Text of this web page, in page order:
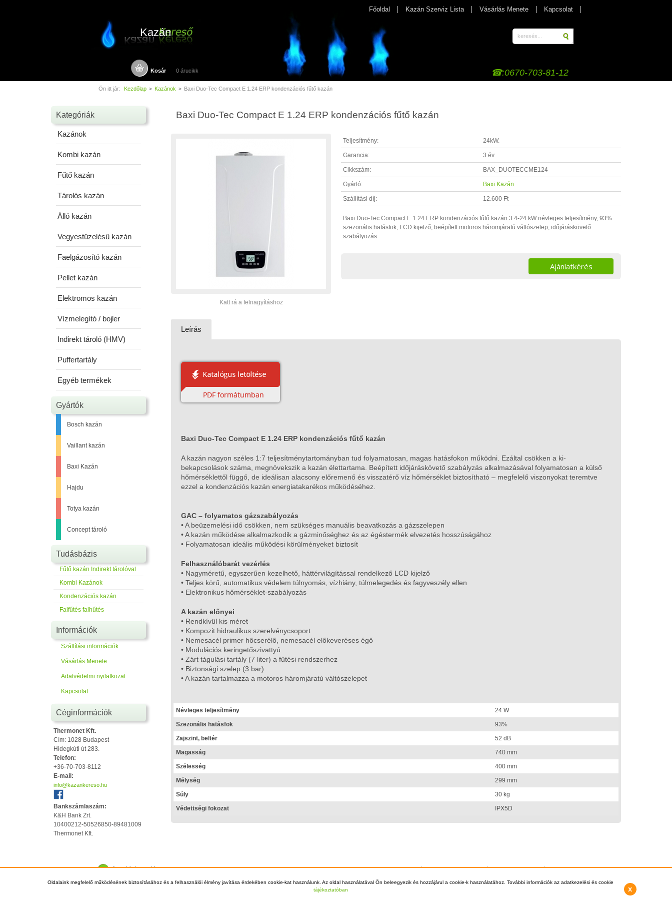
Kazán
Főoldal Kazán Szerviz Lista Vásárlás Menete Kapcsolat
Kosár 0 árucikk ☎:0670-703-81-12
Ön itt jár: Kezdőlap > Kazánok > Baxi Duo-Tec Compact E 1.24 ERP kondenzációs fűtő kazán
Baxi Duo-Tec Compact E 1.24 ERP kondenzációs fűtő kazán
Katt rá a felnagyításhoz
Teljesítmény: 24kW.
Garancia: 3 év
Cikkszám: BAX_DUOTECCME124
Gyártó: Baxi Kazán
Szállítási díj: 12.600 Ft
Baxi Duo-Tec Compact E 1.24 ERP kondenzációs fűtő kazán 3.4-24 kW névleges teljesítmény, 93%
szezonális hatásfok, LCD kijelző, beépített motoros háromjáratú váltószelep, időjáráskövető
szabályozás
Ajánlatkérés
Leírás
Baxi Duo-Tec Compact E 1.24 ERP kondenzációs fűtő kazán
A kazán nagyon széles 1:7 teljesítménytartományban tud folyamatosan, magas hatásfokon működni. Ezáltal csökken a ki-
bekapcsolások száma, megnövekszik a kazán élettartama. Beépített időjáráskövető szabályzás alkalmazásával folyamatosan a külső
hőmérséklettől függő, de ideálisan alacsony előremenő és visszatérő víz hőmérséklet biztosítható – megfelelő viszonyokat teremtve
ezzel a kondenzációs kazán energiatakarékos működéséhez.
GAC – folyamatos gázszabályozás
• A beüzemelési idő csökken, nem szükséges manuális beavatkozás a gázszelepen
• A kazán működése alkalmazkodik a gázminőséghez és az égéstermék elvezetés hosszúságához
• Folyamatosan ideális működési körülményeket biztosít
Felhasználóbarát vezérlés
• Nagyméretű, egyszerűen kezelhető, háttérvilágítással rendelkező LCD kijelző
• Teljes körű, automatikus védelem túlnyomás, vízhiány, túlmelegedés és fagyveszély ellen
• Elektronikus hőmérséklet-szabályozás
A kazán előnyei
• Rendkívül kis méret
• Kompozit hidraulikus szerelvénycsoport
• Nemesacél primer hőcserélő, nemesacél előkeveréses égő
• Modulációs keringetőszivattyú
• Zárt tágulási tartály (7 liter) a fűtési rendszerhez
• Biztonsági szelep (3 bar)
• A kazán tartalmazza a motoros háromjáratú váltószelepet
Névleges teljesítmény
24 W
Szezonális hatásfok
93%
Zajszint, beltér
52 dB
Magasság
740 mm
Szélesség
400 mm
Mélység
299 mm
Súly
30 kg
Védettségi fokozat
IPX5D
Kategóriák
Kazánok
Kombi kazán
Fűtő kazán
Tárolós kazán
Álló kazán
Vegyestüzelésű kazán
Faelgázosító kazán
Pellet kazán
Elektromos kazán
Vízmelegító / bojler
Indirekt tároló (HMV)
Puffertartály
Egyéb termékek
Gyártók
Bosch kazán
Vaillant kazán
Baxi Kazán
Hajdu
Totya kazán
Concept tároló
Tudásbázis
Fűtő kazán Indirekt tárolóval
Kombi Kazánok
Kondenzációs kazán
Falfűtés falhűtés
Információk
Szállítási információk
Vásárlás Menete
Adatvédelmi nyilatkozat
Kapcsolat
Céginformációk
Thermonet Kft.
Cím: 1028 Budapest
Hidegkúti út 283.
Telefon:
+36-70-703-8112
E-mail:
info@kazankereso.hu
Bankszámlaszám:
K&H Bank Zrt.
10400212-50526850-89481009
Thermonet Kft.
Oldalaink megfelelő működésének biztosításához és a felhasználói élmény javítása érdekében cookie-kat használunk. Az oldal használatával Ön beleegyezik és hozzájárul a cookie-k használatához. További információk az adatkezelési és cookie
tájékoztatóban
x
Az oldal tetejére Főoldal Szállítási információk Vásárlás Menete
Kapcsolat
© 2012 - 2026 Kazán Kereső - +36-70-703-8112, +36-1-397-0007 -info@kazankereso.hu